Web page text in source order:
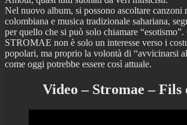
Nel nuovo album, si possono ascoltare canzoni
colombiana e musica tradizionale sahariana,
per quello che si può solo chiamare
STROMAE non è solo un interesse verso i
popolari, ma proprio la volontà di “avvicinarsi
come oggi potrebbe essere così attuale.
Video – Stromae – Fils